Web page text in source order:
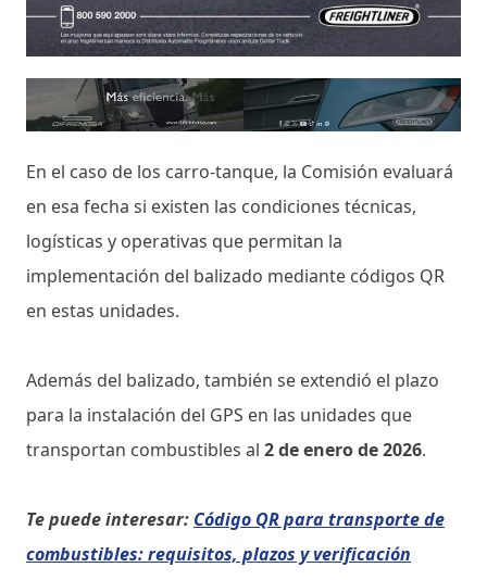
En el caso de los carro-tanque, la Comisión evaluará
en esa fecha si existen las condiciones técnicas,
logísticas y operativas que permitan la
implementación del balizado mediante códigos QR
en estas unidades.
Además del balizado, también se extendió el plazo
para la instalación del GPS en las unidades que
transportan combustibles al 2 de enero de 2026.
Te puede interesar: Código QR para transporte de
combustibles: requisitos, plazos y verificación